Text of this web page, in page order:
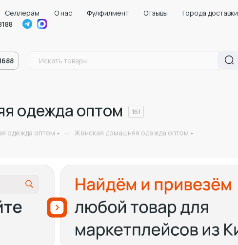
Селлерам О нас Фулфилмент Отзывы Города доставки
одежда оптом 161
одежда оптом — Женская домашняя одежда оптом